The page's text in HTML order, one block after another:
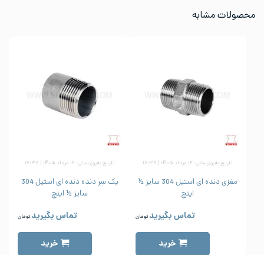
محصولات مشابه
تاریخ به‌روزرسانی: ۱۲ مرداد ۱۴۰۵ | ۱۶:۳۸
مغزی دنده ای استیل 304 سایز ½
اینچ
تماس بگیرید تومان
خرید
تاریخ به‌روزرسانی: ۱۲ مرداد ۱۴۰۵ | ۱۶:۳۸
یک سر دنده دنده ای استیل 304
سایز ½ اینچ
تماس بگیرید تومان
خرید